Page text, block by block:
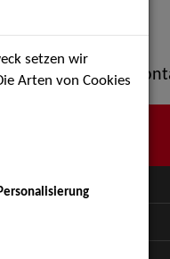
Portfolio
setzen wir
Arten von Cookies